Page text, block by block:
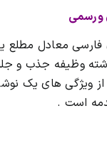
معادل مطلع
وظیفه جذب و
ویژگی های یک
است .